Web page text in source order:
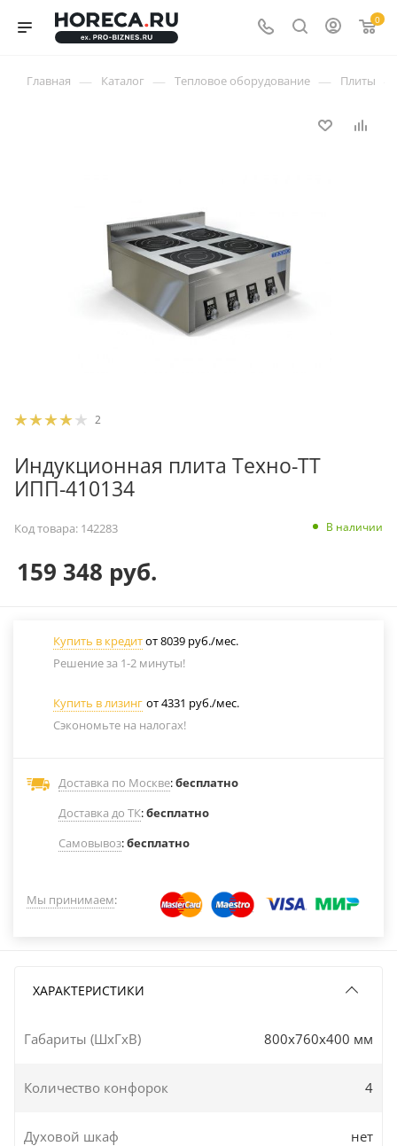
0
Главная — Каталог — Тепловое оборудование — Плиты
2
Индукционная плита Техно-ТТ
ИПП-410134
Код товара: 142283 В наличии
159 348 руб.
Купить в кредитот 8039 руб./мес.
Решение за 1-2 минуты!
Купить в лизинг от 4331 руб./мес.
Сэкономьте на налогах!
Доставка по Москве:бесплатно
Доставка до ТК:бесплатно
Самовывоз:бесплатно
Мы принимаем:
ХАРАКТЕРИСТИКИ
Габариты (ШxГxВ) 800x760x400 мм
Количество конфорок 4
Духовой шкаф нет